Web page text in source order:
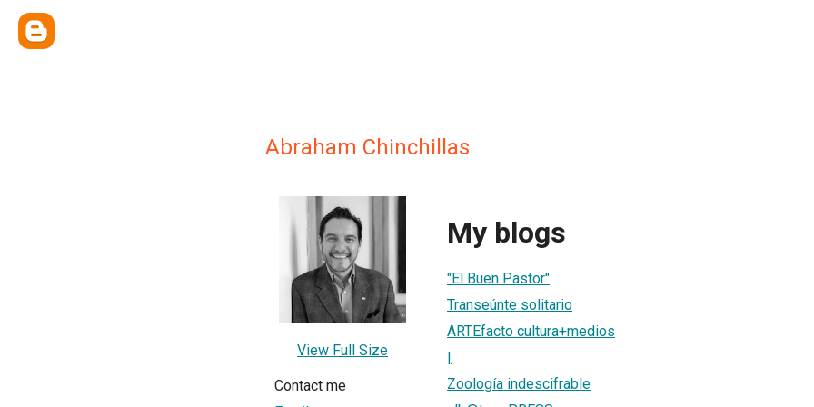
Abraham Chinchillas
View Full Size
Contact me
My blogs
"El Buen Pastor"
Transeúnte solitario
ARTEfacto cultura+medios
|
Zoología indescifrable